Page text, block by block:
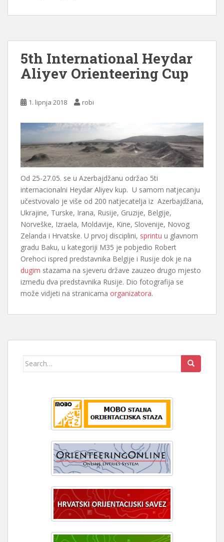
5th International Heydar
Aliyev Orienteering Cup
1. lipnja 2018 robi
Od 25-27.05. se u Azerbajdžanu održao 5ti
internacionalni Heydar Aliyev kup. U samom natjecanju
učestvovalo je više od 200 natjecatelja iz Azerbajdžana,
Ukrajine, Turske, Irana, Rusije, Gruzije, Belgije,
Norveške, Izraela, Moldavije, Kine, Slovenije, Novog
Zelanda i Hrvatske. U prvoj disciplini, sprintu u glavnom
gradu Baku, u kategoriji M35 je pobjedio Robert
Orehoci ispred predstavnika Belgije i Rusije dok je na
dugim stazama na sjeveru države zauzeo drugo mjesto
između dva predstavnika Rusije. Dio fotografija se
može vidjeti na stranicama organizatora.
Search